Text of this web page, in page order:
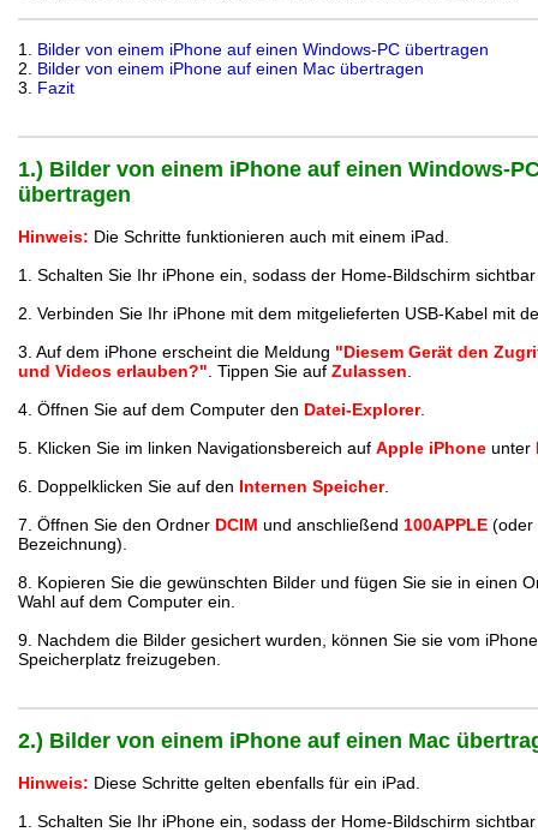
1. Bilder von einem iPhone auf einen Windows-PC übertragen
2. Bilder von einem iPhone auf einen Mac übertragen
3. Fazit
1.) Bilder von einem iPhone auf einen Windows-
übertragen
Hinweis: Die Schritte funktionieren auch mit einem iPad.
1. Schalten Sie Ihr iPhone ein, sodass der Home-Bildschirm
2. Verbinden Sie Ihr iPhone mit dem mitgelieferten USB-Kabel mit
3. Auf dem iPhone erscheint die Meldung "Diesem Gerät den
und Videos erlauben?" . Tippen Sie auf Zulassen
4. Öffnen Sie auf dem Computer den Datei-Explorer.
5. Klicken Sie im linken Navigationsbereich auf Apple iPhone unter
6. Doppelklicken Sie auf den Internen Speicher.
7. Öffnen Sie den Ordner DCIM und anschließend 100APPLE (oder
Bezeichnung).
8. Kopieren Sie die gewünschten Bilder und fügen Sie sie in einen
Wahl auf dem Computer ein.
9. Nachdem die Bilder gesichert wurden, können Sie sie vom
Speicherplatz freizugeben.
2.) Bilder von einem iPhone auf einen Mac
Hinweis: Diese Schritte gelten ebenfalls für ein iPad.
1. Schalten Sie Ihr iPhone ein, sodass der Home-Bildschirm